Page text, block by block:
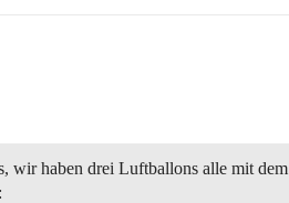
wir haben drei Luftballons alle mit dem